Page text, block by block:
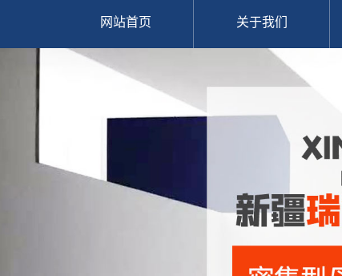
网站首页 关于我们
公司简介